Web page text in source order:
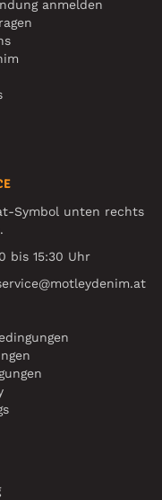
anmelden
Symbol unten rechts
bis 15:30 Uhr